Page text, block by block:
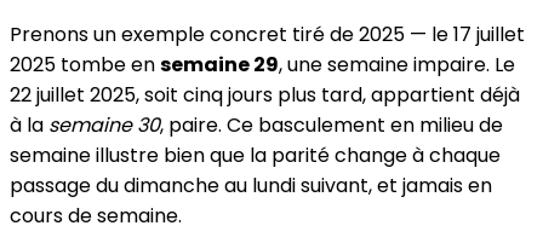
Prenons un exemple concret tiré de 2025 — le 17 juillet
2025 tombe ensemaine 29, une semaine impaire. Le
22 juillet 2025, soit cinq jours plus tard, appartient déjà
à la semaine 30, paire. Ce basculement en milieu de
semaine illustre bien que la parité change à chaque
passage du dimanche au lundi suivant, et jamais en
cours de semaine.